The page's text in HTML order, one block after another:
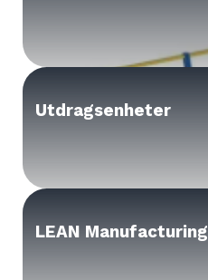
Utdragsenheter
LEAN Manufacturing